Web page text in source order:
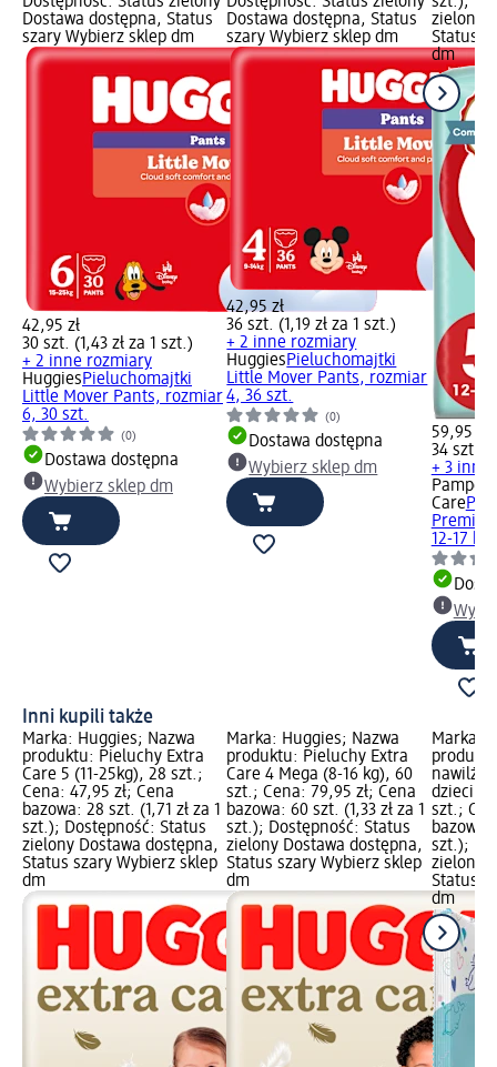
Dostawa dostępna, Status
szary Wybierz sklep dm
42,95 zł
30 szt. (1,43 zł za 1 szt.)
+ 2 inne rozmiary
HuggiesPieluchomajtki
Little Mover Pants, rozmiar
6, 30 szt.
(0)
Dostawa dostępna
Wybierz sklep dm
Dostawa dostępna, Status
szary Wybierz sklep dm
42,95 zł
36 szt. (1,19 zł za 1 szt.)
+ 2 inne rozmiary
HuggiesPieluchomajtki
Little Mover Pants, rozmiar
4, 36 szt.
(0)
Dostawa dostępna
Wybierz sklep dm
zielony
Status
dm
59,95 zł
34 szt.
+ 3 inne
Care
12-17
Inni kupili także
Marka: Huggies; Nazwa
produktu: Pieluchy Extra
Care 5 (11-25kg), 28 szt.;
Cena: 47,95 zł; Cena
bazowa: 28 szt. (1,71 zł za 1
szt.); Dostępność: Status
zielony Dostawa dostępna,
Status szary Wybierz sklep
dm
Marka: Huggies; Nazwa
produktu: Pieluchy Extra
Care 4 Mega (8-16 kg), 60
szt.; Cena: 79,95 zł; Cena
bazowa: 60 szt. (1,33 zł za 1
szt.); Dostępność: Status
zielony Dostawa dostępna,
Status szary Wybierz sklep
dm
Marka:
dzieci
szt.;
bazowa:
szt.);
zielony
Status
dm